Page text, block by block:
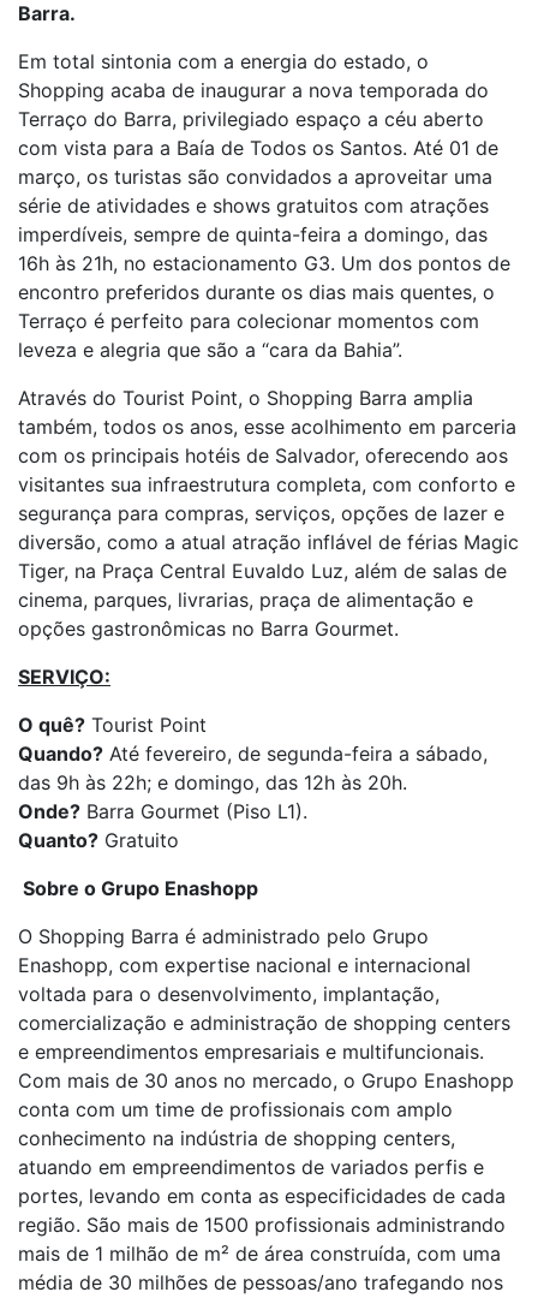
Barra.
Em total sintonia com a energia do estado, o
Shopping acaba de inaugurar a nova temporada do
Terraço do Barra, privilegiado espaço a céu aberto
com vista para a Baía de Todos os Santos. Até 01 de
março, os turistas são convidados a aproveitar uma
série de atividades e shows gratuitos com atrações
imperdíveis, sempre de quinta-feira a domingo, das
16h às 21h, no estacionamento G3. Um dos pontos de
encontro preferidos durante os dias mais quentes, o
Terraço é perfeito para colecionar momentos com
leveza e alegria que são a “cara da Bahia”.
Através do Tourist Point, o Shopping Barra amplia
também, todos os anos, esse acolhimento em parceria
com os principais hotéis de Salvador, oferecendo aos
visitantes sua infraestrutura completa, com conforto e
segurança para compras, serviços, opções de lazer e
diversão, como a atual atração inflável de férias Magic
Tiger, na Praça Central Euvaldo Luz, além de salas de
cinema, parques, livrarias, praça de alimentação e
opções gastronômicas no Barra Gourmet.
SERVIÇO:
O quê? Tourist Point
Quando? Até fevereiro, de segunda-feira a sábado,
das 9h às 22h; e domingo, das 12h às 20h.
Onde? Barra Gourmet (Piso L1).
Quanto? Gratuito
Sobre o Grupo Enashopp
O Shopping Barra é administrado pelo Grupo
Enashopp, com expertise nacional e internacional
voltada para o desenvolvimento, implantação,
comercialização e administração de shopping centers
e empreendimentos empresariais e multifuncionais.
Com mais de 30 anos no mercado, o Grupo Enashopp
conta com um time de profissionais com amplo
conhecimento na indústria de shopping centers,
atuando em empreendimentos de variados perfis e
portes, levando em conta as especificidades de cada
região. São mais de 1500 profissionais administrando
mais de 1 milhão de m² de área construída, com uma
média de 30 milhões de pessoas/ano trafegando nos